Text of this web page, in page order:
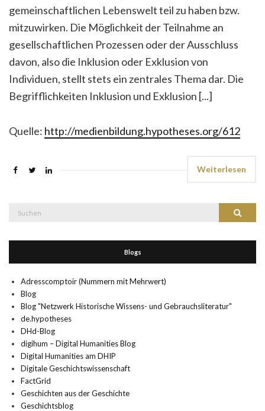
gemeinschaftlichen Lebenswelt teil zu haben bzw.
mitzuwirken. Die Möglichkeit der Teilnahme an
gesellschaftlichen Prozessen oder der Ausschluss
davon, also die Inklusion oder Exklusion von
Individuen, stellt stets ein zentrales Thema dar. Die
Begrifflichkeiten Inklusion und Exklusion [...]
Quelle: http://medienbildung.hypotheses.org/612
Weiterlesen
Suchen
Blogs
Adresscomptoir (Nummern mit Mehrwert)
Blog
Blog "Netzwerk Historische Wissens- und Gebrauchsliteratur"
de.hypotheses
DHd-Blog
digihum – Digital Humanities Blog
Digital Humanities am DHIP
Digitale Geschichtswissenschaft
FactGrid
Geschichten aus der Geschichte
Geschichtsblog